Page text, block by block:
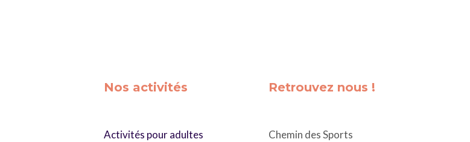
Nos activités
Activités pour adultes
Retrouvez nous !
Chemin des Sports